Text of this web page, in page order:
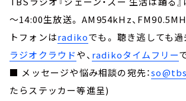
～14:00生放送。 AM954kHz、
トフォンはradikoでも。 聴き逃しても
ラジオクラウドや、 radikoタイムフリー
■ メッセージや悩み相談の宛先：
たらステッカー等進呈)